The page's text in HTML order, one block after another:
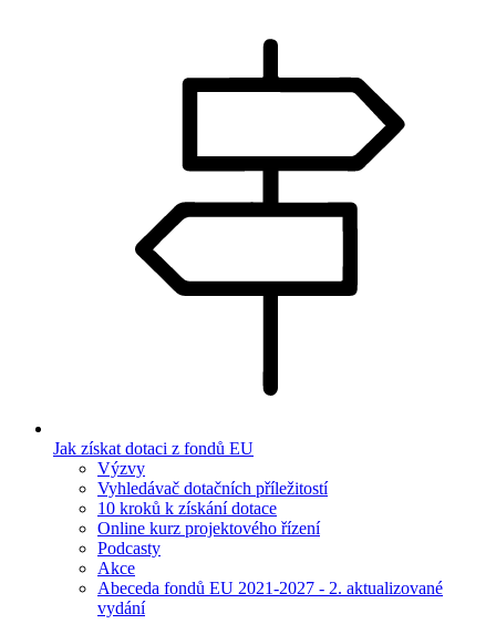
Jak získat dotaci z fondů EU
Výzvy
Vyhledávač dotačních příležitostí
10 kroků k získání dotace
Online kurz projektového řízení
Podcasty
Akce
Abeceda fondů EU 2021-2027 - 2. aktualizované
vydání